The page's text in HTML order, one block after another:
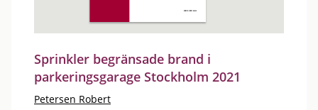
Sprinkler begränsade brand i
parkeringsgarage Stockholm 2021
Petersen Robert